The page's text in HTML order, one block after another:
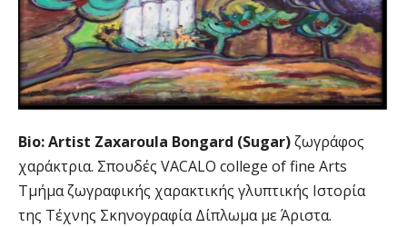
Bio: Artist Zaxaroula Bongard (Sugar)ζωγράφος
χαράκτρια. Σπουδές VACALO college of fine Arts
Τμήμα ζωγραφικής χαρακτικής γλυπτικής Ιστορία
της Τέχνης Σκηνογραφία Δίπλωμα με Άριστα.